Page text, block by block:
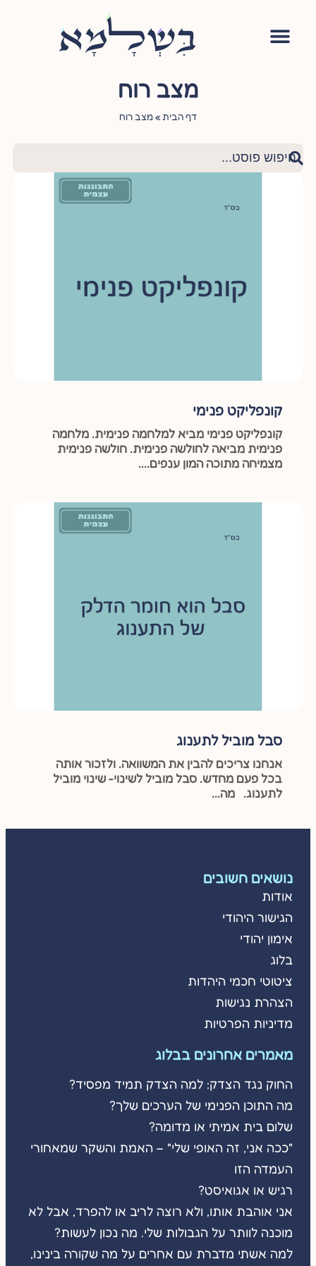
מצב רוח
דף הבית »מצב רוח
קונפליקט פנימי
קונפליקט פנימי מביא למלחמה פנימית. מלחמה
פנימית מביאה לחולשה פנימית. חולשה פנימית
מצמיחה מתוכה המון ענפים....
סבל מוביל לתענוג
אנחנו צריכים להבין את המשוואה. ולזכור אותה
בכל פעם מחדש. סבל מוביל לשינוי- שינוי מוביל
לתענוג. מה...
נושאים חשובים
אודות
הגישור היהודי
אימון יהודי
בלוג
ציטוטי חכמי היהדות
הצהרת נגישות
מדיניות הפרטיות
מאמרים אחרונים בבלוג
החוק נגד הצדק: למה הצדק תמיד מפסיד?
מה התוכן הפנימי של הערכים שלך?
שלום בית אמיתי או מדומה?
"ככה אני, זה האופי שלי" – האמת והשקר שמאחורי
העמדה הזו
רגיש או אגואיסט?
אני אוהבת אותו, ולא רוצה לריב או להפרד, אבל לא
מוכנה לוותר על הגבולות שלי. מה נכון לעשות?
למה אשתי מדברת עם אחרים על מה שקורה בינינו,